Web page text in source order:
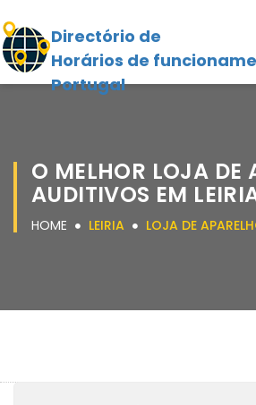
Directório de
Horários de
Portugal
O MELHOR LOJA DE
AUDITIVOS EM
HOME LEIRIA LOJA DE